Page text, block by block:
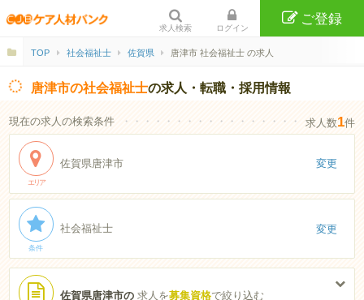
求人検索 ログイン
ご登録
TOP 社会福祉士 佐賀県 唐津市 社会福祉士 の求人
唐津市の社会福祉士の求人・転職・採用情報
現在の求人の検索条件 ・・・・・・・・・・・・・・・・・・・・・・
求人数1件
エリア
佐賀県唐津市 変更
条件
社会福祉士 変更
佐賀県唐津市の求人を募集資格で絞り込む